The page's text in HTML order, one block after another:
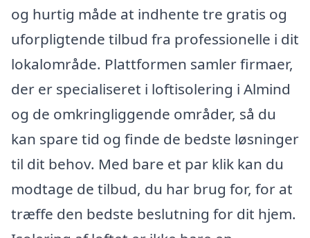
og hurtig måde at indhente tre gratis og
uforpligtende tilbud fra professionelle i dit
lokalområde. Plattformen samler firmaer,
der er specialiseret i loftisolering i Almind
og de omkringliggende områder, så du
kan spare tid og finde de bedste løsninger
til dit behov. Med bare et par klik kan du
modtage de tilbud, du har brug for, for at
træffe den bedste beslutning for dit hjem.